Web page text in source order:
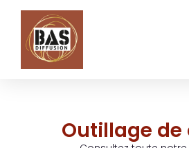
Outillage de